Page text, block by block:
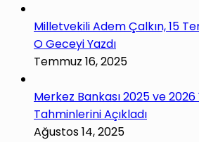
Milletvekili Adem Çalkın, 15
O Geceyi Yazdı
Temmuz 16, 2025
Merkez Bankası 2025 ve 2026
Tahminlerini Açıkladı
Ağustos 14, 2025